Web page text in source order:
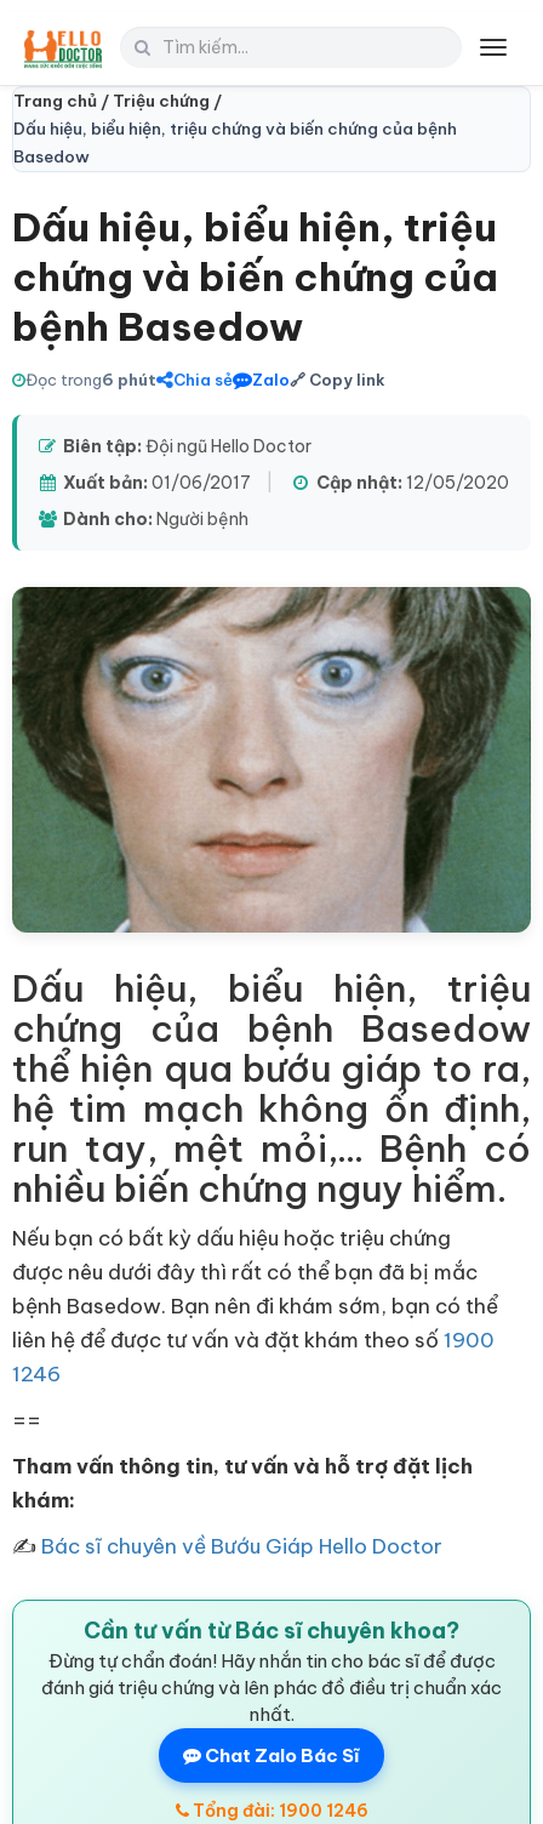
Trang chủ / Triệu chứng /
Dấu hiệu, biểu hiện, triệu chứng và biến chứng của bệnh
Basedow
Dấu hiệu, biểu hiện, triệu
chứng và biến chứng của
bệnh Basedow
Đọc trong6 phút Chia sẻ Zalo🔗 Copy link
Biên tập: Đội ngũ Hello Doctor
Xuất bản: 01/06/2017 Cập nhật: 12/05/2020
Dành cho: Người bệnh
Dấu hiệu, biểu hiện, triệu
chứng của bệnh Basedow
thể hiện qua bướu giáp to ra,
hệ tim mạch không ổn định,
run tay, mệt mỏi,... Bệnh có
nhiều biến chứng nguy hiểm.
Nếu bạn có bất kỳ dấu hiệu hoặc triệu chứng
được nêu dưới đây thì rất có thể bạn đã bị mắc
bệnh Basedow. Bạn nên đi khám sớm, bạn có thể
liên hệ để được tư vấn và đặt khám theo số 1900
1246
==
Tham vấn thông tin, tư vấn và hỗ trợ đặt lịch
khám:
✍ Bác sĩ chuyên về Bướu Giáp Hello Doctor
Cần tư vấn từ Bác sĩ chuyên khoa?
Đừng tự chẩn đoán! Hãy nhắn tin cho bác sĩ để được
đánh giá triệu chứng và lên phác đồ điều trị chuẩn xác
nhất.
Chat Zalo Bác Sĩ
Tổng đài: 1900 1246